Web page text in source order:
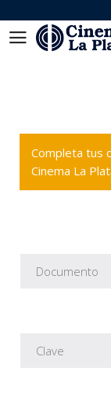
Completa tus
Cinema La